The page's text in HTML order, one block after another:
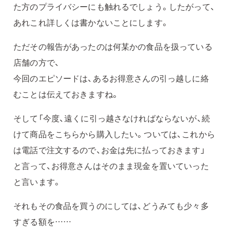
た方のプライバシーにも触れるでしょう。したがって、
あれこれ詳しくは書かないことにします。
ただその報告があったのは何某かの食品を扱っている
店舗の方で、
今回のエピソードは、あるお得意さんの引っ越しに絡
むことは伝えておきますね。
そして「今度、遠くに引っ越さなければならないが、続
けて商品をこちらから購入したい。ついては、これから
は電話で注文するので、お金は先に払っておきます」
と言って、お得意さんはそのまま現金を置いていった
と言います。
それもその食品を買うのにしては、どうみても少々多
すぎる額を……